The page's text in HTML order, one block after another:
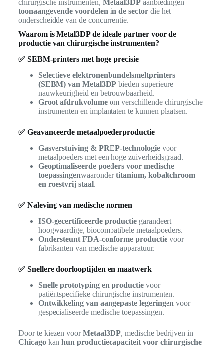
chirurgische instrumenten, Metaal3DPaanbiedingen
toonaangevende voordelen in de sectordie het
onderscheidde van de concurrentie.
Waarom is Metal3DP de ideale partner voor de
productie van chirurgische instrumenten?
✅ SEBM-printers met hoge precisie
Selectieve elektronenbundelsmeltprinters
(SEBM) van Metal3DPbieden superieure
nauwkeurigheid en betrouwbaarheid.
Groot afdrukvolumeom verschillende chirurgische
instrumenten en implantaten te kunnen plaatsen.
✅ Geavanceerde metaalpoederproductie
Gasverstuiving & PREP-technologievoor
metaalpoeders met een hoge zuiverheidsgraad.
Geoptimaliseerde poeders voor medische
toepassingenwaarondertitanium, kobaltchroom
en roestvrij staal.
✅ Naleving van medische normen
ISO-gecertificeerde productiegarandeert
hoogwaardige, biocompatibele metaalpoeders.
Ondersteunt FDA-conforme productievoor
fabrikanten van medische apparatuur.
✅ Snellere doorlooptijden en maatwerk
Snelle prototyping en productievoor
patiëntspecifieke chirurgische instrumenten.
Ontwikkeling van aangepaste legeringen voor
gespecialiseerde medische toepassingen.
Door te kiezen voorMetaal3DP, medische bedrijven in
Chicagokan hun productiecapaciteit voor chirurgische